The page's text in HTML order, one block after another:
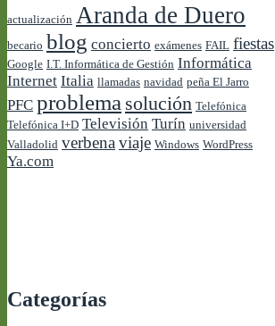
actualización Aranda de Duero
becario blog concierto exámenes FAIL fiestas
Google I.T. Informática de Gestión Informática
Internet Italia llamadas navidad peña El Jarro
PFC problema solución Telefónica
Telefónica I+D Televisión Turín universidad
Valladolid verbena viaje Windows WordPress
Ya.com
Categorías